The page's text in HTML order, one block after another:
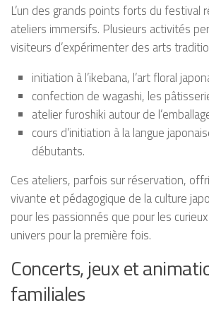
L’un des grands points forts du festival
ateliers immersifs. Plusieurs activités
visiteurs d’expérimenter des arts
initiation à l’ikebana, l’art floral
confection de wagashi, les
atelier furoshiki autour de
cours d’initiation à la langue
débutants.
Ces ateliers, parfois sur réservation,
vivante et pédagogique de la culture
pour les passionnés que pour les
univers pour la première fois.
Concerts, jeux et
familiales